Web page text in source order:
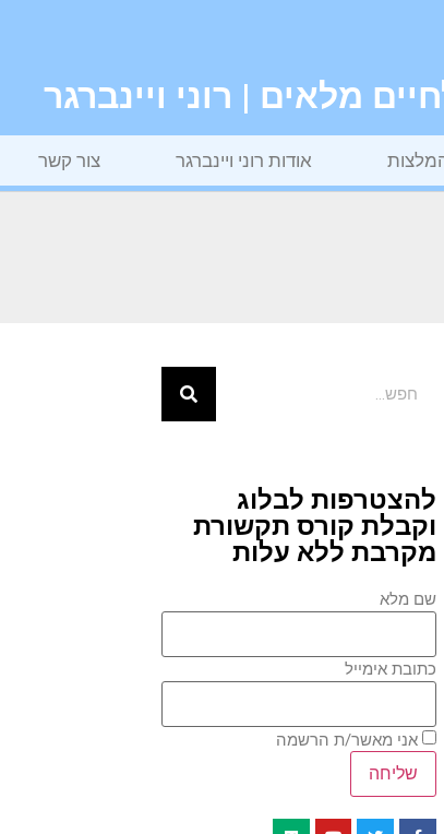
מלאים | רוני ויינברגר
אודות רוני ויינברגר צור קשר
להצטרפות לבלוג
וקבלת קורס תקשורת
מקרבת ללא עלות
שם מלא
כתובת אימייל
אני מאשר/ת הרשמה